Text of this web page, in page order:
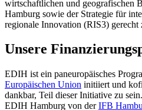
wirtschaftlichen und geografischen
Hamburg sowie der Strategie für
regionale Innovation (RIS3) gerecht
Unsere
EDIH ist ein paneuropäisches
Europäischen Union initiiert und
dankbar, Teil dieser Initiative zu
EDIH Hamburg von derIFB